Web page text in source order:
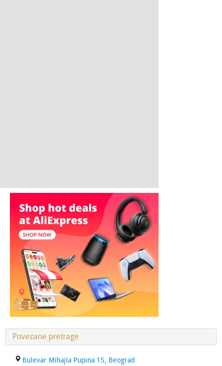
Povezane pretrage
Bulevar Mihajla Pupina 15, Beograd